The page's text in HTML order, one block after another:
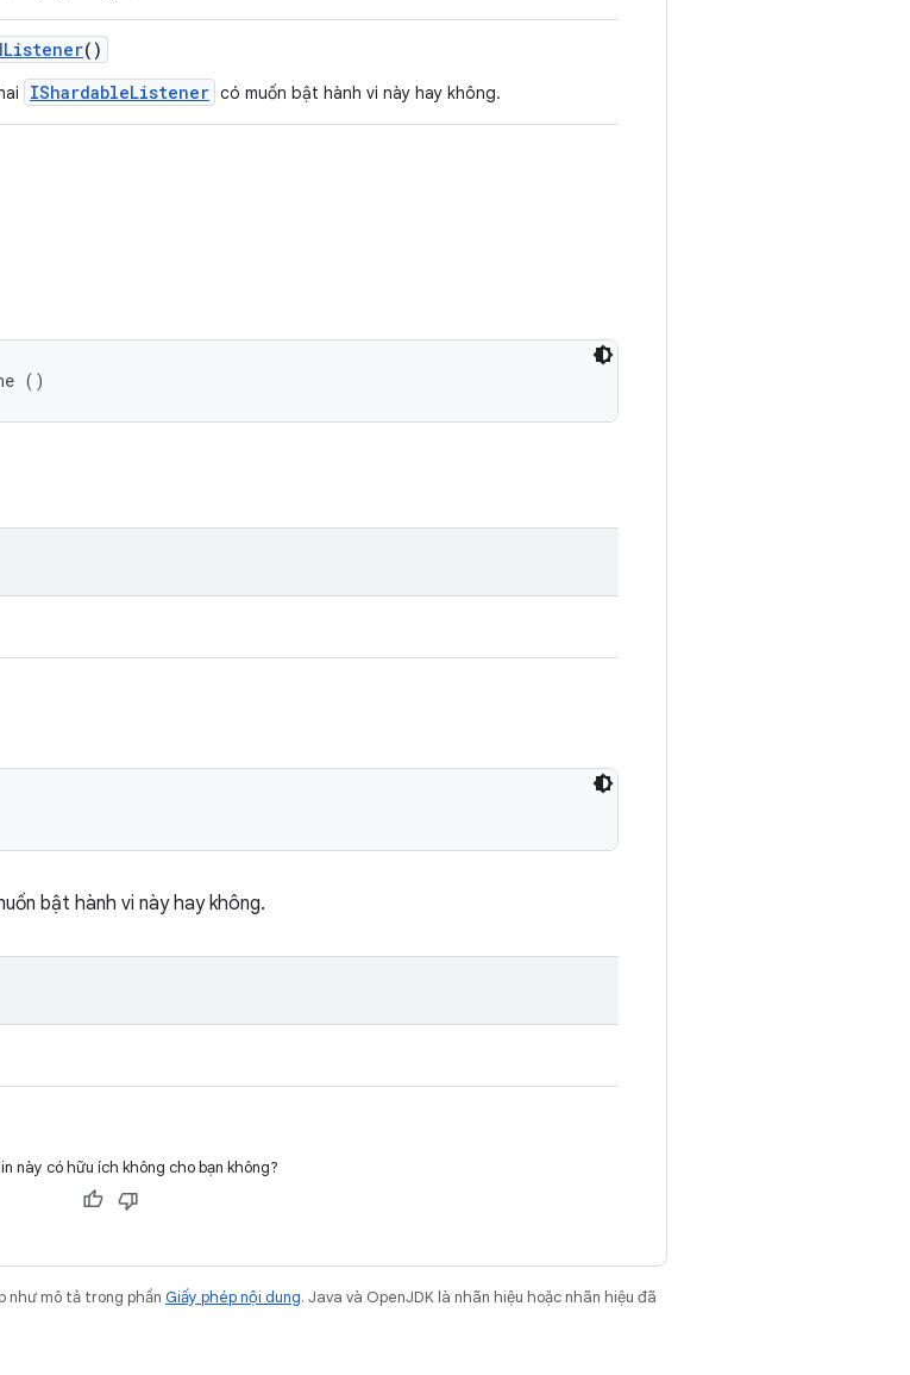
Listener()
IShardableListener có muốn bật hành vi này hay không.
()
bật hành vi này hay không.
này có hữu ích không cho bạn không?
như mô tả trong phần Giấy phép nội dung. Java và OpenJDK là nhãn hiệu hoặc nhãn hiệu đã